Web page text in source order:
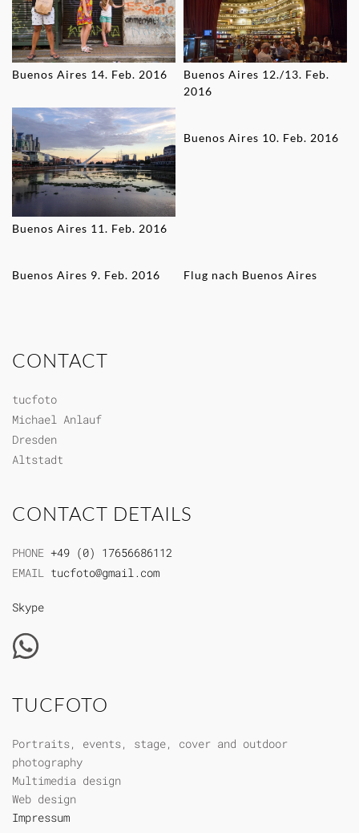
Buenos Aires 14. Feb. 2016
Buenos Aires 12./13. Feb.
2016
Buenos Aires 11. Feb. 2016
Buenos Aires 10. Feb. 2016
Buenos Aires 9. Feb. 2016 Flug nach Buenos Aires
CONTACT
tucfoto
Michael Anlauf
Dresden
Altstadt
CONTACT DETAILS
PHONE +49 (0) 17656686112
EMAIL tucfoto@gmail.com
Skype
TUCFOTO
Portraits, events, stage, cover and outdoor
photography
Multimedia design
Web design
Impressum